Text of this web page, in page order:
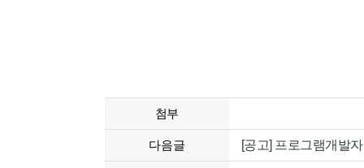
첨부
다음글 [공고] 프로그램개발